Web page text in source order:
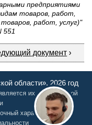
предприятиями
товаров, работ,
работ, услуг)"
551
документ ›
области», 2026 год
их официальной
характер